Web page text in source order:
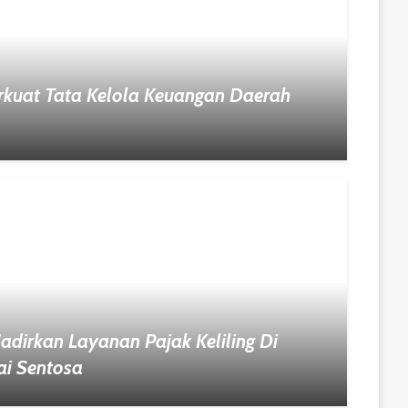
Tata Kelola Keuangan Daerah
Layanan Pajak Keliling Di
Sentosa